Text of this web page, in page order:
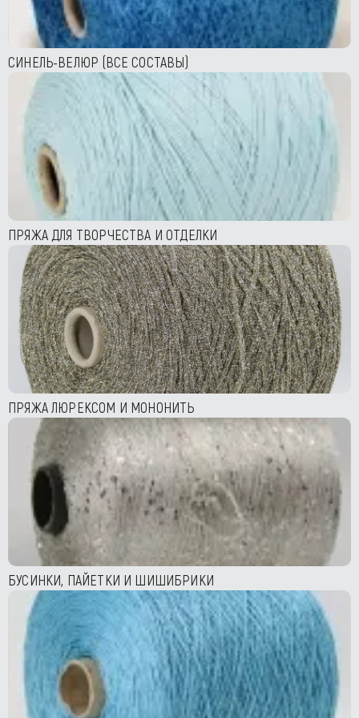
СИНЕЛЬ-ВЕЛЮР (ВСЕ СОСТАВЫ)
ПРЯЖА ДЛЯ ТВОРЧЕСТВА И ОТДЕЛКИ
ПРЯЖА ЛЮРЕКСОМ И МОНОНИТЬ
БУСИНКИ, ПАЙЕТКИ И ШИШИБРИКИ